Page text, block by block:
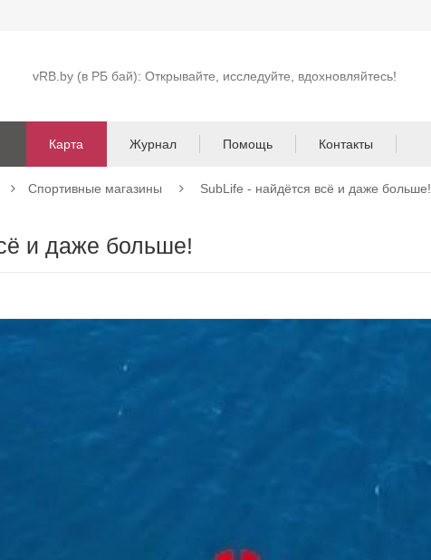
vRB.by (в РБ бай): Открывайте, исследуйте, вдохновляйтесь!
Карта Журнал Помощь Контакты
Спортивные магазины SubLife - найдётся всё и даже больше!
и даже больше!